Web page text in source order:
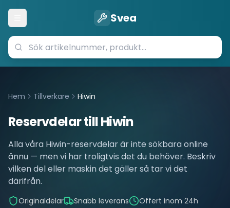
Öppna meny Svea
Hem Tillverkare Hiwin
Reservdelar tillHiwin
Alla våra Hiwin-reservdelar är inte sökbara online
ännu — men vi har troligtvis det du behöver. Beskriv
vilken del eller maskin det gäller så tar vi det
därifrån.
Originaldelar Snabb leverans Offert inom 24h